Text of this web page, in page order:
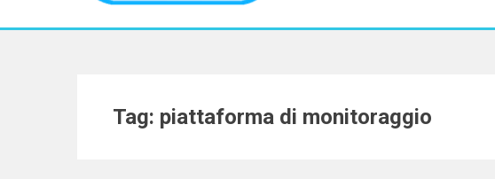
Tag: piattaforma di monitoraggio